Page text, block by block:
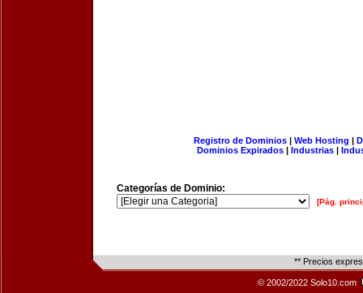
Registro de Dominios| Web Hosting |
Dominios Expirados | Industrias |
Categorías de Dominio:
[Pág.
** Precios
© 2002/2022 Solo10.com